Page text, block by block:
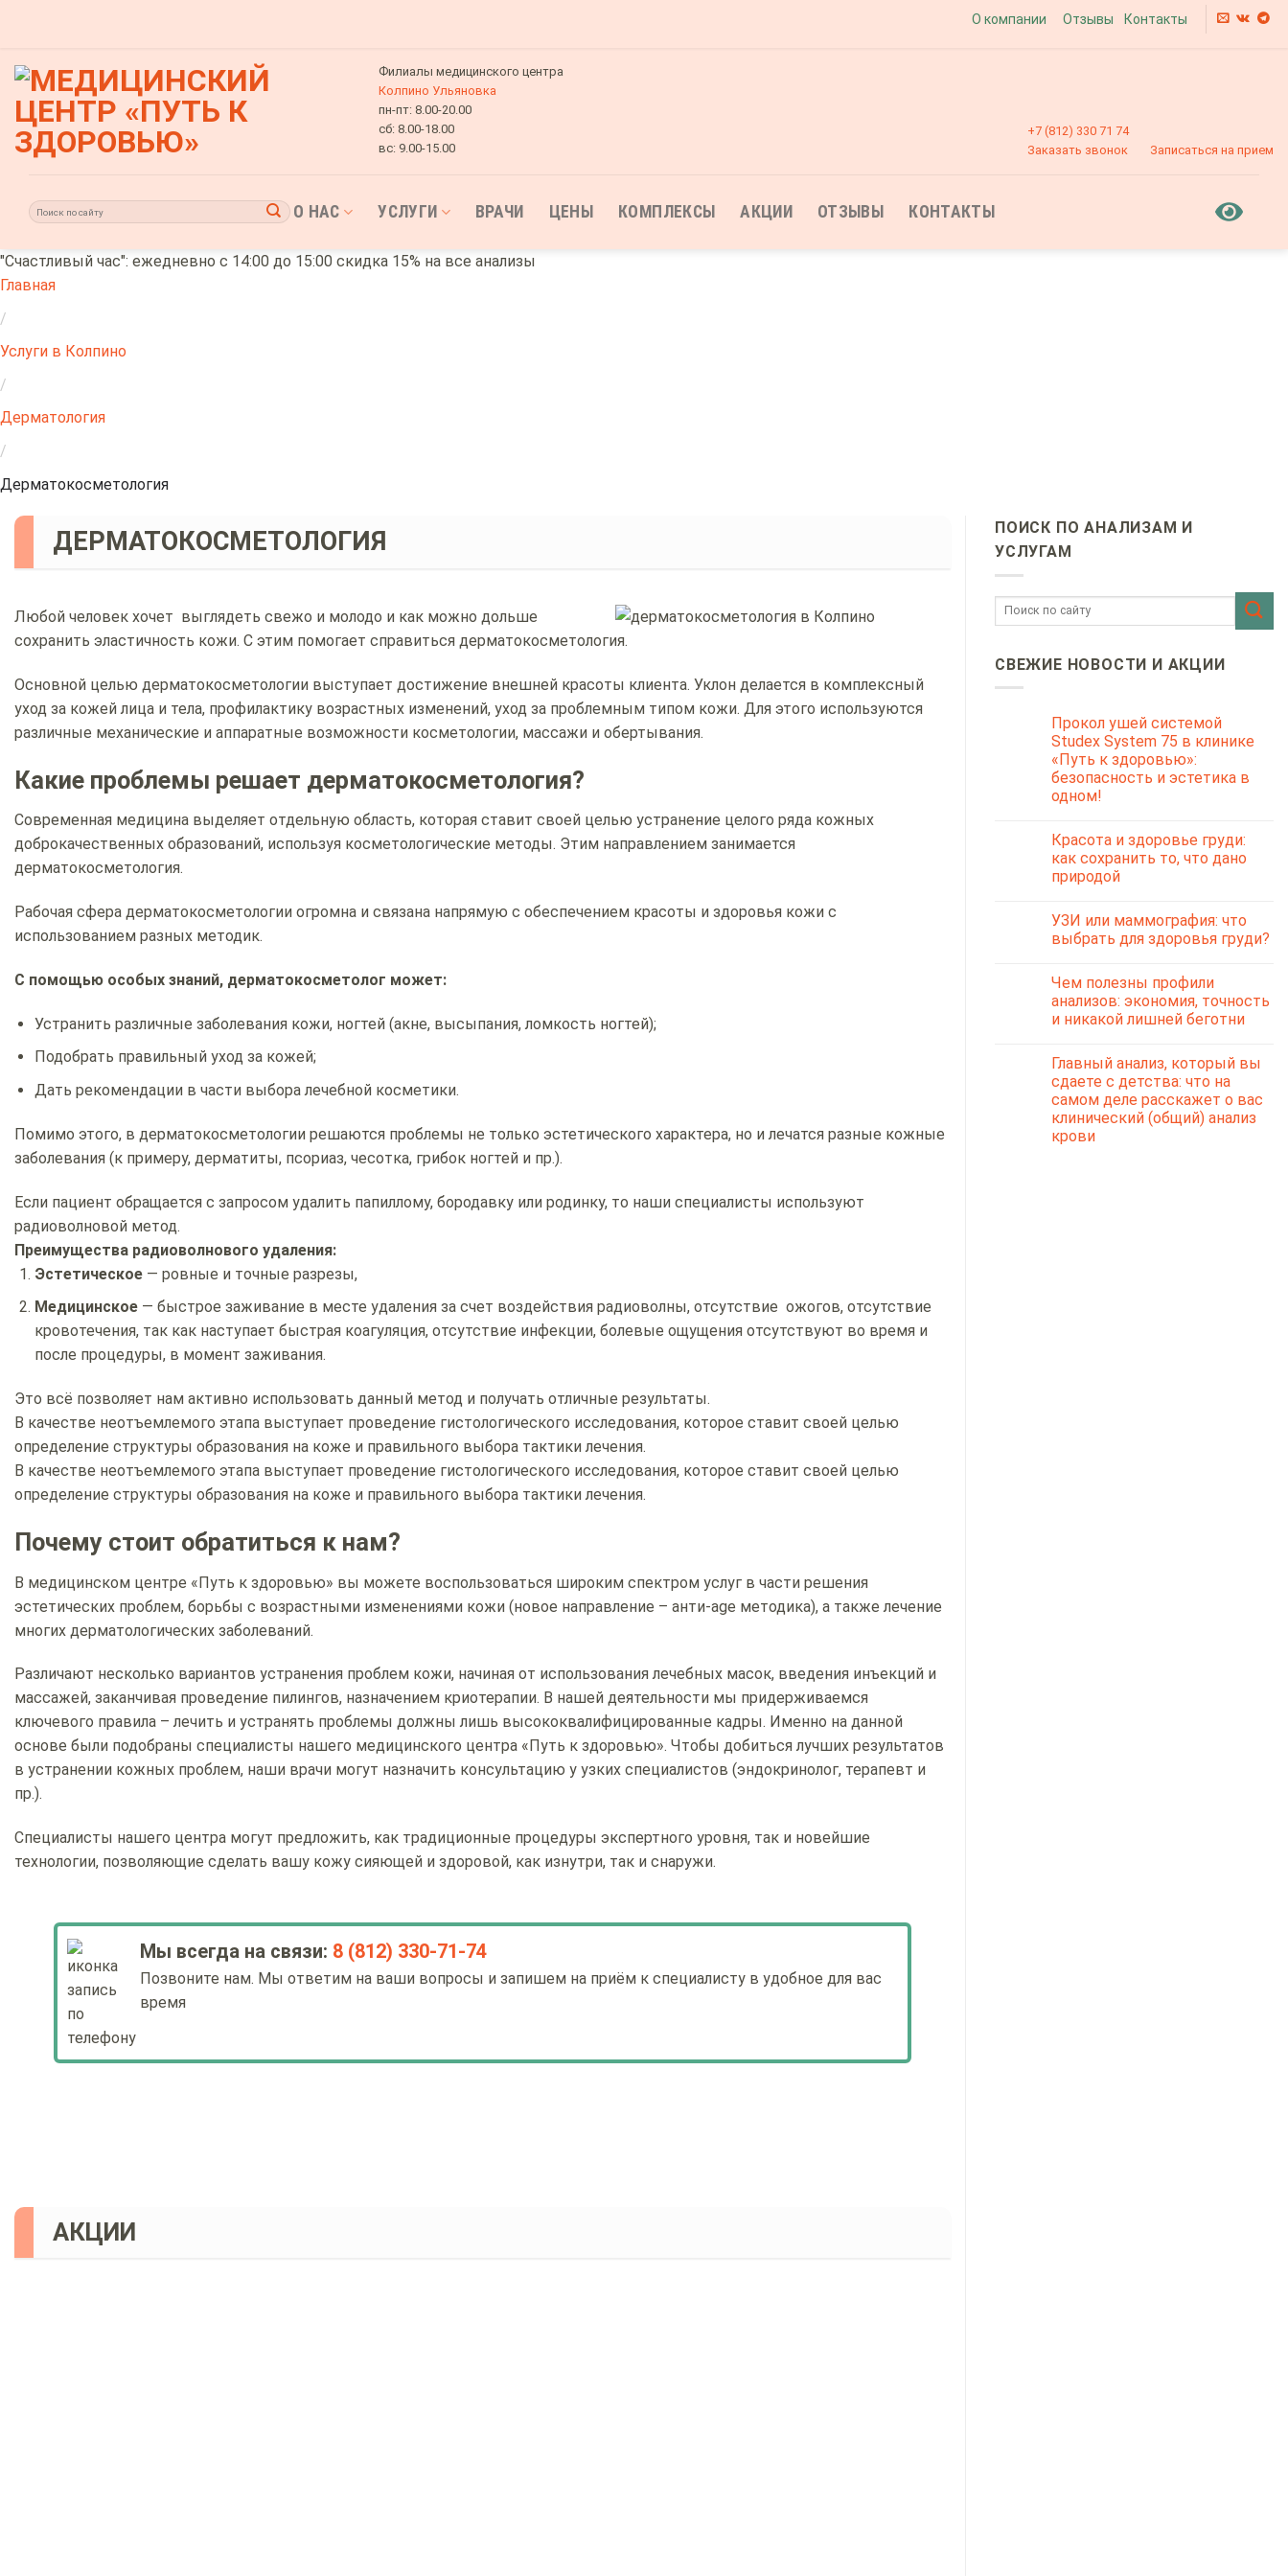
О компании Отзывы Контакты
Филиалы медицинского центра
Колпино Ульяновка
пн-пт: 8.00-20.00
сб: 8.00-18.00
вс: 9.00-15.00
+7 (812) 330 71 74
Заказать звонок
Записаться на прием
О НАС УСЛУГИ ВРАЧИ ЦЕНЫ КОМПЛЕКСЫ АКЦИИ ОТЗЫВЫ КОНТАКТЫ
"Счастливый час": ежедневно с 14:00 до 15:00 скидка 15% на все анализы
Главная
/
Услуги в Колпино
/
Дерматология
/
Дерматокосметология
ДЕРМАТОКОСМЕТОЛОГИЯ
Любой человек хочет выглядеть свежо и молодо и как можно дольше
сохранить эластичность кожи. С этим помогает справиться дерматокосметология.
Основной целью дерматокосметологии выступает достижение внешней красоты клиента. Уклон делается в комплексный
уход за кожей лица и тела, профилактику возрастных изменений, уход за проблемным типом кожи. Для этого используются
различные механические и аппаратные возможности косметологии, массажи и обертывания.
Какие проблемы решает дерматокосметология?
Современная медицина выделяет отдельную область, которая ставит своей целью устранение целого ряда кожных
доброкачественных образований, используя косметологические методы. Этим направлением занимается
дерматокосметология.
Рабочая сфера дерматокосметологии огромна и связана напрямую с обеспечением красоты и здоровья кожи с
использованием разных методик.
С помощью особых знаний, дерматокосметолог может:
Устранить различные заболевания кожи, ногтей (акне, высыпания, ломкость ногтей);
Подобрать правильный уход за кожей;
Дать рекомендации в части выбора лечебной косметики.
Помимо этого, в дерматокосметологии решаются проблемы не только эстетического характера, но и лечатся разные кожные
заболевания (к примеру, дерматиты, псориаз, чесотка, грибок ногтей и пр.).
Если пациент обращается с запросом удалить папиллому, бородавку или родинку, то наши специалисты используют
радиоволновой метод.
Преимущества радиоволнового удаления:
Эстетическое— ровные и точные разрезы,
Медицинское— быстрое заживание в месте удаления за счет воздействия радиоволны, отсутствие ожогов, отсутствие
кровотечения, так как наступает быстрая коагуляция, отсутствие инфекции, болевые ощущения отсутствуют во время и
после процедуры, в момент заживания.
Это всё позволяет нам активно использовать данный метод и получать отличные результаты.
В качестве неотъемлемого этапа выступает проведение гистологического исследования, которое ставит своей целью
определение структуры образования на коже и правильного выбора тактики лечения.
В качестве неотъемлемого этапа выступает проведение гистологического исследования, которое ставит своей целью
определение структуры образования на коже и правильного выбора тактики лечения.
Почему стоит обратиться к нам?
В медицинском центре «Путь к здоровью» вы можете воспользоваться широким спектром услуг в части решения
эстетических проблем, борьбы с возрастными изменениями кожи (новое направление – анти-age методика), а также лечение
многих дерматологических заболеваний.
Различают несколько вариантов устранения проблем кожи, начиная от использования лечебных масок, введения инъекций и
массажей, заканчивая проведение пилингов, назначением криотерапии. В нашей деятельности мы придерживаемся
ключевого правила – лечить и устранять проблемы должны лишь высококвалифицированные кадры. Именно на данной
основе были подобраны специалисты нашего медицинского центра «Путь к здоровью». Чтобы добиться лучших результатов
в устранении кожных проблем, наши врачи могут назначить консультацию у узких специалистов (эндокринолог, терапевт и
пр.).
Специалисты нашего центра могут предложить, как традиционные процедуры экспертного уровня, так и новейшие
технологии, позволяющие сделать вашу кожу сияющей и здоровой, как изнутри, так и снаружи.
Мы всегда на связи: 8 (812) 330-71-74
Позвоните нам. Мы ответим на ваши вопросы и запишем на приём к специалисту в удобное для вас
время
АКЦИИ
ПОИСК ПО АНАЛИЗАМ И
УСЛУГАМ
СВЕЖИЕ НОВОСТИ И АКЦИИ
Прокол ушей системой
Studex System 75 в клинике
«Путь к здоровью»:
безопасность и эстетика в
одном!
Красота и здоровье груди:
как сохранить то, что дано
природой
УЗИ или маммография: что
выбрать для здоровья груди?
Чем полезны профили
анализов: экономия, точность
и никакой лишней беготни
Главный анализ, который вы
сдаете с детства: что на
самом деле расскажет о вас
клинический (общий) анализ
крови